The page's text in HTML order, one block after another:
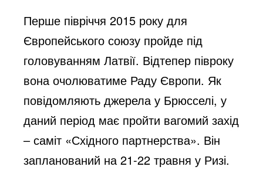
Перше півріччя 2015 року для
Європейського союзу пройде під
головуванням Латвії. Відтепер півроку
вона очолюватиме Раду Європи. Як
повідомляють джерела у Брюсселі, у
даний період має пройти вагомий захід
– саміт «Східного партнерства». Він
запланований на 21-22 травня у Ризі.